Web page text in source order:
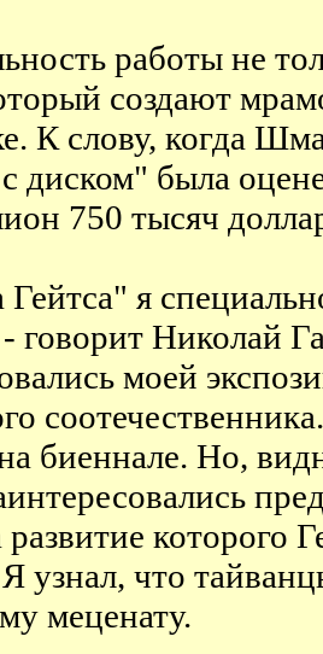
работы не
создают
К слову, когда
диском" была
750 тысяч
я
говорит Николай
моей
биеннале. Но,
развитие которого
узнал, что
меценату.